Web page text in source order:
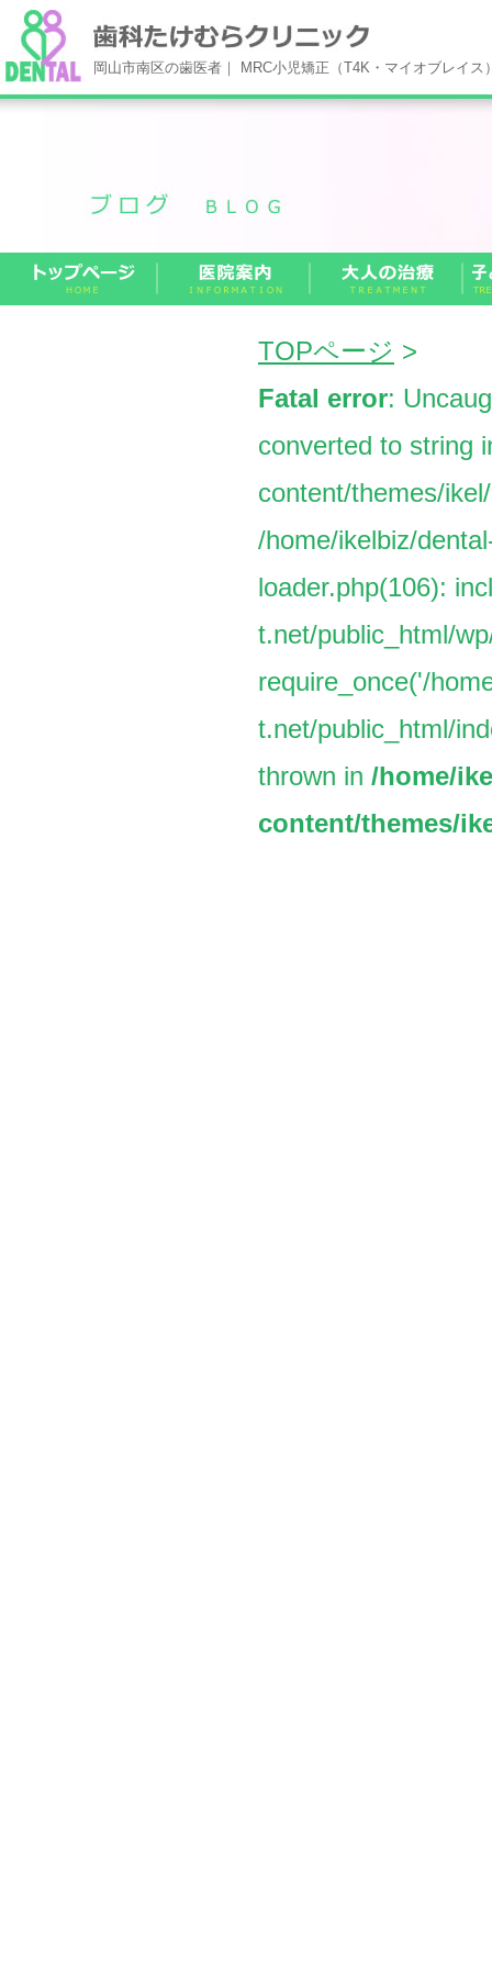
岡山市南区の歯医者｜ MRC小児矯正（T4K・マイオブレイ
TOPページ >
Fatal error:
converted to string
content/themes/
/home/ikelbiz/
loader.php(106):
t.net/public_html/
require_once('/
t.net/public_html/
thrown in /home/
content/themes/